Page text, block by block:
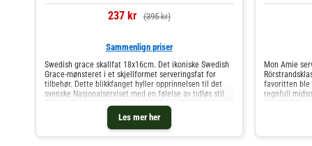
237 kr (395 kr)
Les mer her
Sammenlign priser
Swedish grace skallfat 18x16cm. Det ikoniske Swedish
Grace-mønsteret i et skjellformet serveringsfat for
tilbehør. Dette blikkfanget hyller opprinnelsen til det
svenske Nasjonalserviset med en følelse av tidløs stil.
Det elegante mønsteret av hveteak
Mon Amie
favoritten ble
regnfull
koboltblå